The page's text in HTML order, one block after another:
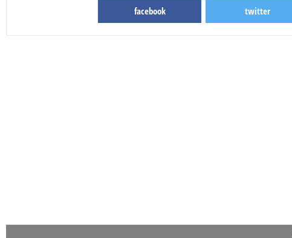
facebook twitter